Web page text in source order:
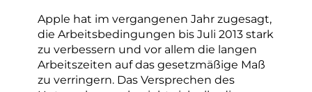
Apple hat im vergangenen Jahr zugesagt,
die Arbeitsbedingungen bis Juli 2013 stark
zu verbessern und vor allem die langen
Arbeitszeiten auf das gesetzmäßige Maß
zu verringern. Das Versprechen des